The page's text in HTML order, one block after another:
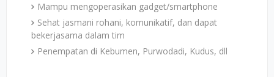
Mampu mengoperasikan gadget/smartphone
Sehat jasmani rohani, komunikatif, dan dapat
bekerjasama dalam tim
Penempatan di Kebumen, Purwodadi, Kudus, dll